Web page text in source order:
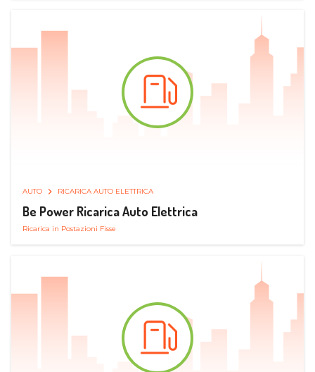
AUTO RICARICA AUTO ELETTRICA
Be Power Ricarica Auto Elettrica
Ricarica in Postazioni Fisse